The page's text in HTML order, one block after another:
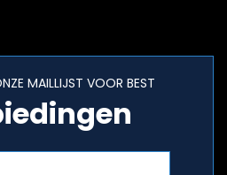
MAILLIJST VOOR BEST